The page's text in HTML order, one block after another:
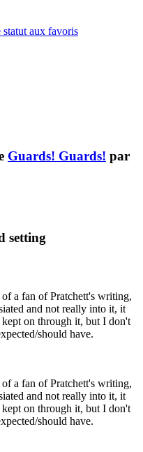
aux favoris
Guards! Guards! par
setting
a fan of Pratchett's writing,
and not really into it, it
on through it, but I don't
should have.
a fan of Pratchett's writing,
and not really into it, it
on through it, but I don't
should have.